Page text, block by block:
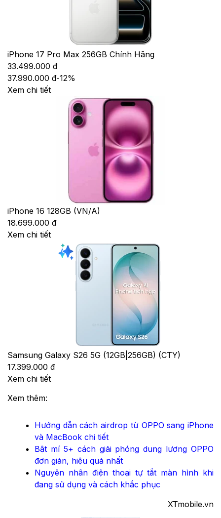
iPhone 17 Pro Max 256GB Chính Hãng
33.499.000 đ
37.990.000 đ-12%
Xem chi tiết
iPhone 16 128GB (VN/A)
18.699.000 đ
Xem chi tiết
Samsung Galaxy S26 5G (12GB|256GB) (CTY)
17.399.000 đ
Xem chi tiết
Xem thêm:
Hướng dẫn cách airdrop từ OPPO sang iPhone
và MacBook chi tiết
Bật mí 5+ cách giải phóng dung lượng OPPO
đơn giản, hiệu quả nhất
Nguyên nhân điện thoại tự tắt màn hình khi
đang sử dụng và cách khắc phục
XTmobile.vn